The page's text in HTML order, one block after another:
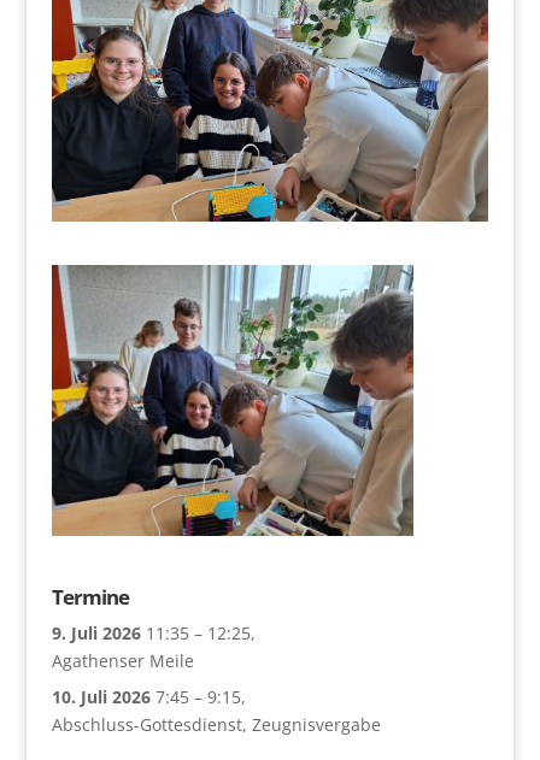
Termine
9. Juli 2026 11:35 – 12:25,
Agathenser Meile
10. Juli 2026 7:45 – 9:15,
Abschluss-Gottesdienst, Zeugnisvergabe